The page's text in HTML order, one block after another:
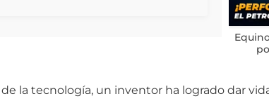
la tecnología, un inventor ha logrado dar vida